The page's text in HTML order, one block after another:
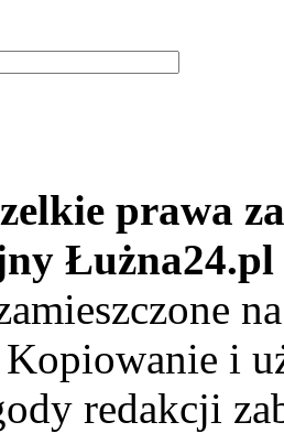
prawa
Łużna24.pl
i
redakcji